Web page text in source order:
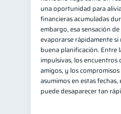
una oportunidad para
financieras acumuladas
embargo, esa sensación
evaporarse rápidamente
buena planificación. Entre
impulsivas, los encuentros
amigos, y los
asumimos en estas
puede desaparecer tan